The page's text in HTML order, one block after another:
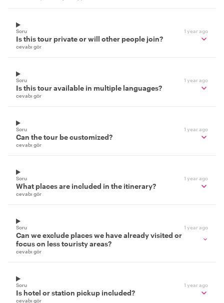
Soru 1 year ago
Is this tour private or will other people join?
cevabı gör
Soru 1 year ago
Is this tour available in multiple languages?
cevabı gör
Soru 1 year ago
Can the tour be customized?
cevabı gör
Soru 1 year ago
What places are included in the itinerary?
cevabı gör
Soru 1 year ago
Can we exclude places we have already visited or
focus on less touristy areas?
cevabı gör
Soru 1 year ago
Is hotel or station pickup included?
cevabı gör